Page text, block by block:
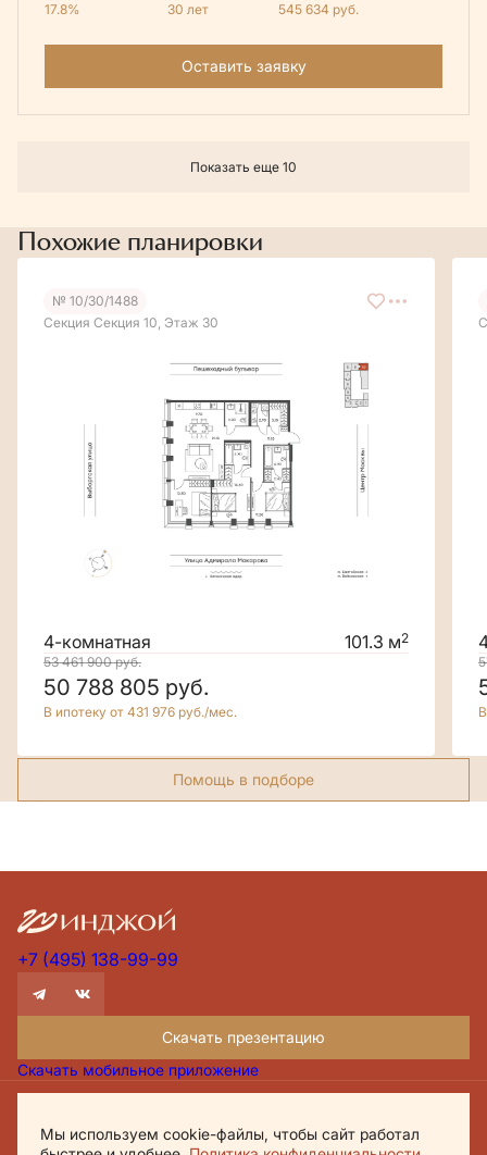
17.8%
30 лет
545 634 руб.
Оставить заявку
Показать еще 10
Похожие планировки
№ 10/30/1488
Секция Секция 10, Этаж 30
4-комнатная 101.3 м2
53 461 900руб.
50 788 805 руб.
В ипотеку от 431 976 руб./мес.
Помощь в подборе
+7 (495) 138-99-99
Скачать презентацию
Скачать мобильное приложение
Политика обработки персональных данных
Мы используем cookie-файлы, чтобы сайт работал